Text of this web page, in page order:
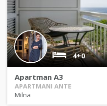
4+0
Apartman A3
APARTMANI ANTE
Milna